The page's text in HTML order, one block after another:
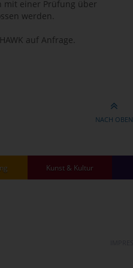
mit einer Prüfung über
werden.
auf Anfrage.
NACH OBEN
Kunst & Kultur